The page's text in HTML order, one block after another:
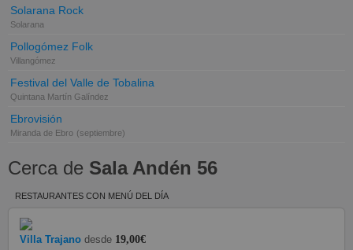
Solarana Rock
Solarana
Pollogómez Folk
Villangómez
Festival del Valle de Tobalina
Quintana Martín Galíndez
Ebrovisión
Miranda de Ebro (septiembre)
Cerca de Sala Andén 56
RESTAURANTES CON MENÚ DEL DÍA
Villa Trajano desde 19,00€